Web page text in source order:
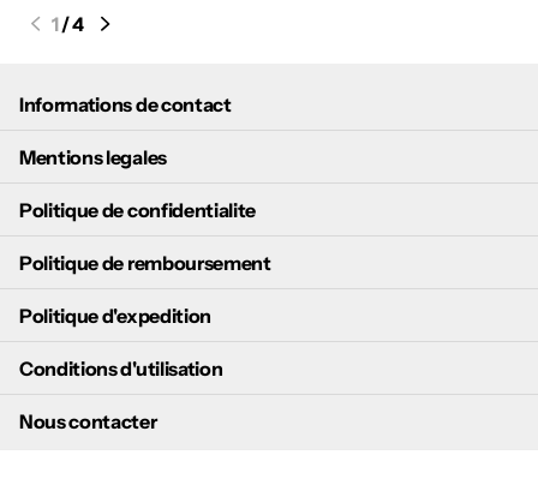
1/4
Informations de contact
Mentions legales
Politique de confidentialite
Politique de remboursement
Politique d'expedition
Conditions d'utilisation
Nous contacter